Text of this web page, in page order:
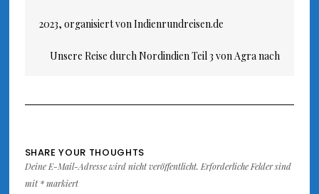
2023, organisiert von Indienrundreisen.de
Unsere Reise durch Nordindien Teil 3 von Agra nach
SHARE YOUR THOUGHTS
Deine E-Mail-Adresse wird nicht veröffentlicht. Erforderliche Felder sind
mit *markiert